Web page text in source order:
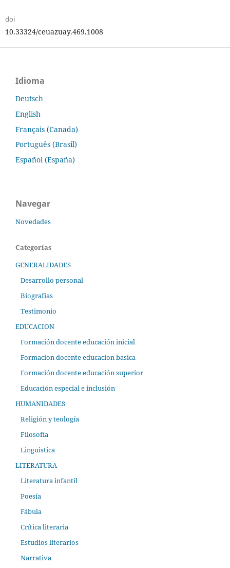
doi
10.33324/ceuazuay.469.1008
Idioma
Deutsch
English
Français (Canada)
Português (Brasil)
Español (España)
Navegar
Novedades
Categorías
GENERALIDADES
Desarrollo personal
Biografías
Testimonio
EDUCACION
Formación docente educación inicial
Formacion docente educacion basica
Formación docente educación superior
Educación especial e inclusión
HUMANIDADES
Religión y teología
Filosofía
Linguistica
LITERATURA
Literatura infantil
Poesía
Fábula
Crítica literaria
Estudios literarios
Narrativa